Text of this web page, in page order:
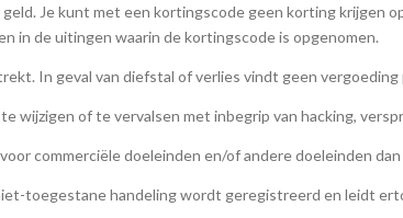
Je kunt met een kortingscode geen korting
in de uitingen waarin de kortingscode is opgenomen.
In geval van diefstal of verlies vindt geen
wijzigen of te vervalsen met inbegrip van hacking,
commerciële doeleinden en/of andere doeleinden
toegestane handeling wordt geregistreerd en leidt